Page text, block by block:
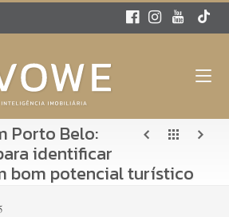
Porto Belo:
identificar
bom potencial turístico